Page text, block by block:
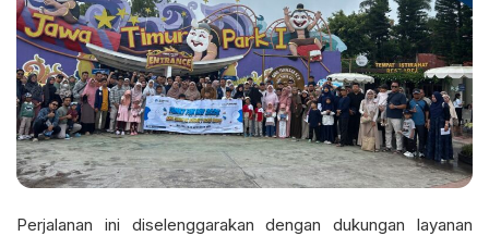
Perjalanan ini diselenggarakan dengan dukungan layanan